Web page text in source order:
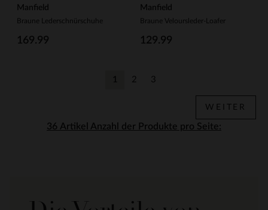
Manfield
Braune Lederschnürschuhe
169.99
Manfield
Braune Veloursleder-Loafer
129.99
Anzahl der Produkte pro Seite:
1 2 3
WEITER